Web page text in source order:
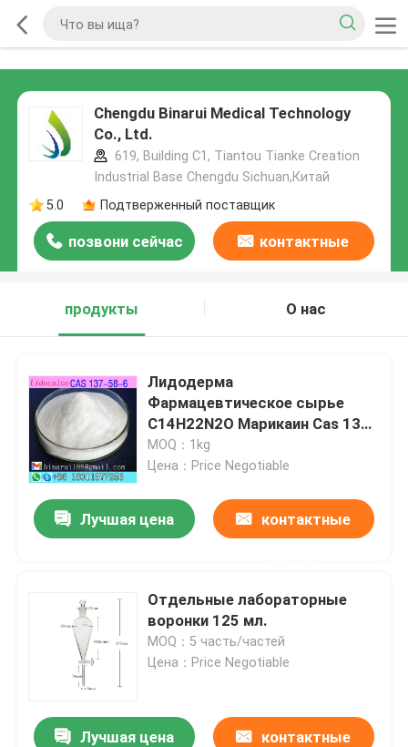
Chengdu Binarui Medical Technology
Co., Ltd.
619, Building C1, Tiantou Tianke Creation
Industrial Base Chengdu Sichuan,Китай
5.0
Подтверженный поставщик
позвони сейчас контактные
продукты
О нас
Лидодерма
Фармацевтическое сырье
C14H22N2O Марикаин Cas 137-
58-6
MOQ：1kg
Цена：Price Negotiable
Лучшая цена контактные
Отдельные лабораторные
воронки 125 мл.
MOQ：5 часть/частей
Цена：Price Negotiable
Лучшая цена контактные